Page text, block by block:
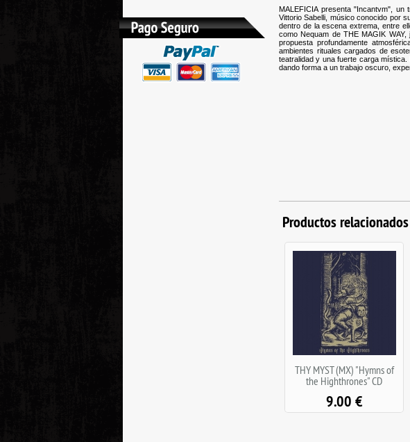
MALEFICIA presenta "Incantvm",
Vittorio Sabelli, músico conocido por
dentro de la escena extrema, entre
como Nequam de THE MAGIK
propuesta profundamente
ambientes rituales cargados de
teatralidad y una fuerte carga mística.
dando forma a un trabajo oscuro,
Productos relacionados
BLACK HATE (MX) "Via
Purgativa" DIGIPACK
10.00€